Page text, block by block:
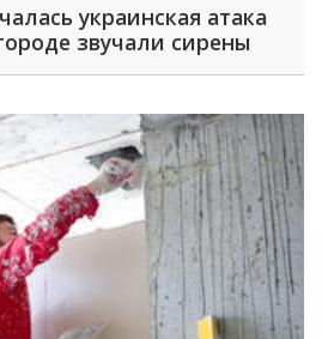
украинская атака
звучали сирены